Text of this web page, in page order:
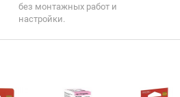
без монтажных работ и
настройки.